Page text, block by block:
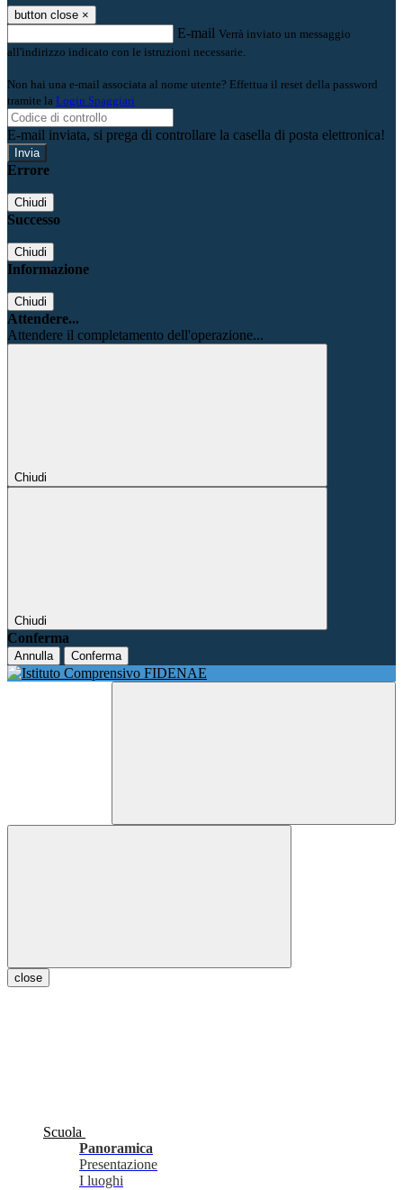
button close ×
E-mail Verrà inviato un messaggio
all'indirizzo indicato con le istruzioni necessarie.
Non hai una e-mail associata al nome utente? Effettua il reset della password
tramite la Login Spaggiari
E-mail inviata, si prega di controllare la casella di posta elettronica!
Errore
Chiudi
Successo
Chiudi
Informazione
Chiudi
Attendere...
Attendere il completamento dell'operazione...
Chiudi
Chiudi
Conferma
Annulla Conferma
close
Scuola
Panoramica
Presentazione
I luoghi